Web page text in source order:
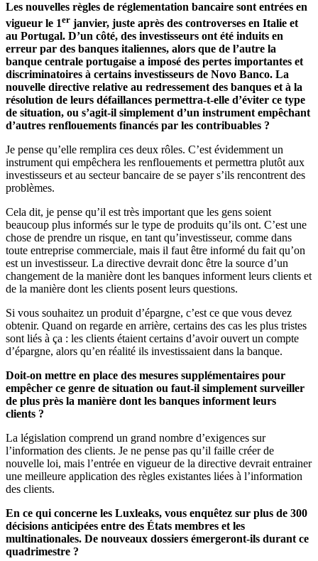
Les nouvelles règles de réglementation bancaire sont entrées en
vigueur le 1er janvier, juste après des controverses en Italie et
au Portugal. D’un côté, des investisseurs ont été induits en
erreur par des banques italiennes, alors que de l’autre la
banque centrale portugaise a imposé des pertes importantes et
discriminatoires à certains investisseurs de Novo Banco. La
nouvelle directive relative au redressement des banques et à la
résolution de leurs défaillances permettra-t-elle d’éviter ce type
de situation, ou s’agit-il simplement d’un instrument empêchant
d’autres renflouements financés par les contribuables ?
Je pense qu’elle remplira ces deux rôles. C’est évidemment un
instrument qui empêchera les renflouements et permettra plutôt aux
investisseurs et au secteur bancaire de se payer s’ils rencontrent des
problèmes.
Cela dit, je pense qu’il est très important que les gens soient
beaucoup plus informés sur le type de produits qu’ils ont. C’est une
chose de prendre un risque, en tant qu’investisseur, comme dans
toute entreprise commerciale, mais il faut être informé du fait qu’on
est un investisseur. La directive devrait donc être la source d’un
changement de la manière dont les banques informent leurs clients et
de la manière dont les clients posent leurs questions.
Si vous souhaitez un produit d’épargne, c’est ce que vous devez
obtenir. Quand on regarde en arrière, certains des cas les plus tristes
sont liés à ça : les clients étaient certains d’avoir ouvert un compte
d’épargne, alors qu’en réalité ils investissaient dans la banque.
Doit-on mettre en place des mesures supplémentaires pour
empêcher ce genre de situation ou faut-il simplement surveiller
de plus près la manière dont les banques informent leurs
clients ?
La législation comprend un grand nombre d’exigences sur
l’information des clients. Je ne pense pas qu’il faille créer de
nouvelle loi, mais l’entrée en vigueur de la directive devrait entrainer
une meilleure application des règles existantes liées à l’information
des clients.
En ce qui concerne les Luxleaks, vous enquêtez sur plus de 300
décisions anticipées entre des États membres et les
multinationales. De nouveaux dossiers émergeront-ils durant ce
quadrimestre ?